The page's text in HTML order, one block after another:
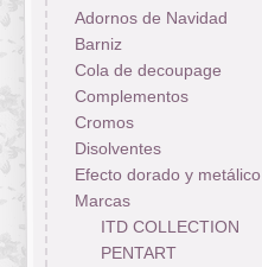
Adornos de Navidad
Barniz
Cola de decoupage
Complementos
Cromos
Disolventes
Efecto dorado y metálico
Marcas
ITD COLLECTION
PENTART